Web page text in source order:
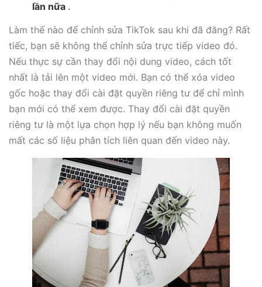
lần nữa .
Làm thế nào để chỉnh sửa TikTok sau khi đã đăng? Rất
tiếc, bạn sẽ không thể chỉnh sửa trực tiếp video đó.
Nếu thực sự cần thay đổi nội dung video, cách tốt
nhất là tải lên một video mới. Bạn có thể xóa video
gốc hoặc thay đổi cài đặt quyền riêng tư để chỉ mình
bạn mới có thể xem được. Thay đổi cài đặt quyền
riêng tư là một lựa chọn hợp lý nếu bạn không muốn
mất các số liệu phân tích liên quan đến video này.